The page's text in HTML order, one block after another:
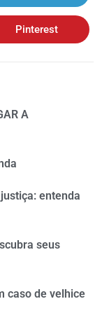
Pinterest
A
entenda
seus
caso de velhice